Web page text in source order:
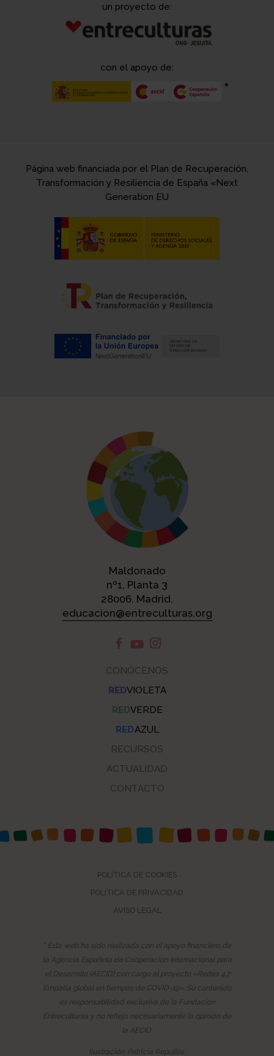
un proyecto de:
con el apoyo de:
Página web financiada por el Plan de Recuperación,
Transformación y Resiliencia de España «Next
Generation EU
Maldonado
nº1, Planta 3
28006, Madrid.
educacion@entreculturas.org
CONÓCENOS
REDVIOLETA
REDVERDE
REDAZUL
RECURSOS
ACTUALIDAD
CONTACTO
POLÍTICA DE COOKIES
POLÍTICA DE PRIVACIDAD
AVISO LEGAL
* Esta web ha sido realizada con el apoyo financiero de
la Agencia Española de Cooperación Internacional para
el Desarrollo (AECID) con cargo al proyecto «Redes 4.7
Empatía global en tiempos de COVID-19». Su contenido
es responsabilidad exclusiva de la Fundación
Entreculturas y no refleja necesariamente la opinión de
la AECID.
Ilustración: Patricia Repullés.